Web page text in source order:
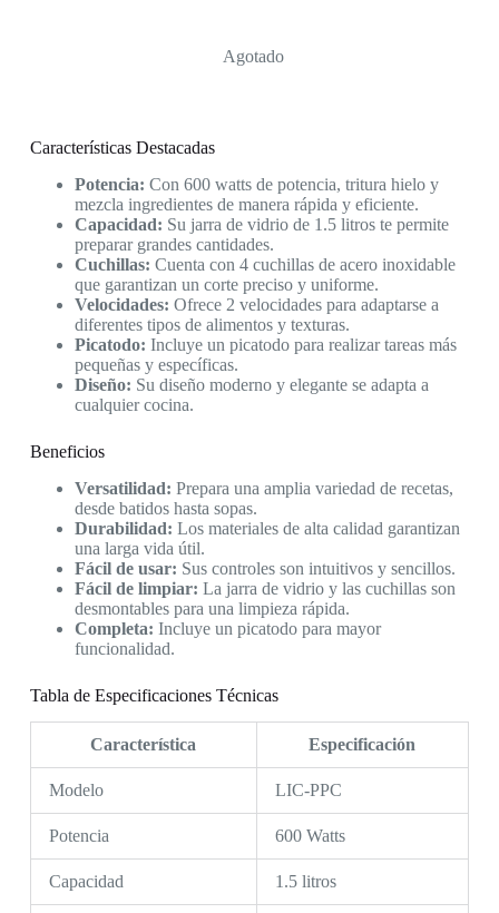
Agotado
Características Destacadas
Potencia: Con 600 watts de potencia, tritura hielo y
mezcla ingredientes de manera rápida y eficiente.
Capacidad: Su jarra de vidrio de 1.5 litros te permite
preparar grandes cantidades.
Cuchillas: Cuenta con 4 cuchillas de acero inoxidable
que garantizan un corte preciso y uniforme.
Velocidades: Ofrece 2 velocidades para adaptarse a
diferentes tipos de alimentos y texturas.
Picatodo: Incluye un picatodo para realizar tareas más
pequeñas y específicas.
Diseño: Su diseño moderno y elegante se adapta a
cualquier cocina.
Beneficios
Versatilidad: Prepara una amplia variedad de recetas,
desde batidos hasta sopas.
Durabilidad: Los materiales de alta calidad garantizan
una larga vida útil.
Fácil de usar: Sus controles son intuitivos y sencillos.
Fácil de limpiar: La jarra de vidrio y las cuchillas son
desmontables para una limpieza rápida.
Completa: Incluye un picatodo para mayor
funcionalidad.
Tabla de Especificaciones Técnicas
Característica Especificación
Modelo LIC-PPC
Potencia 600 Watts
Capacidad 1.5 litros